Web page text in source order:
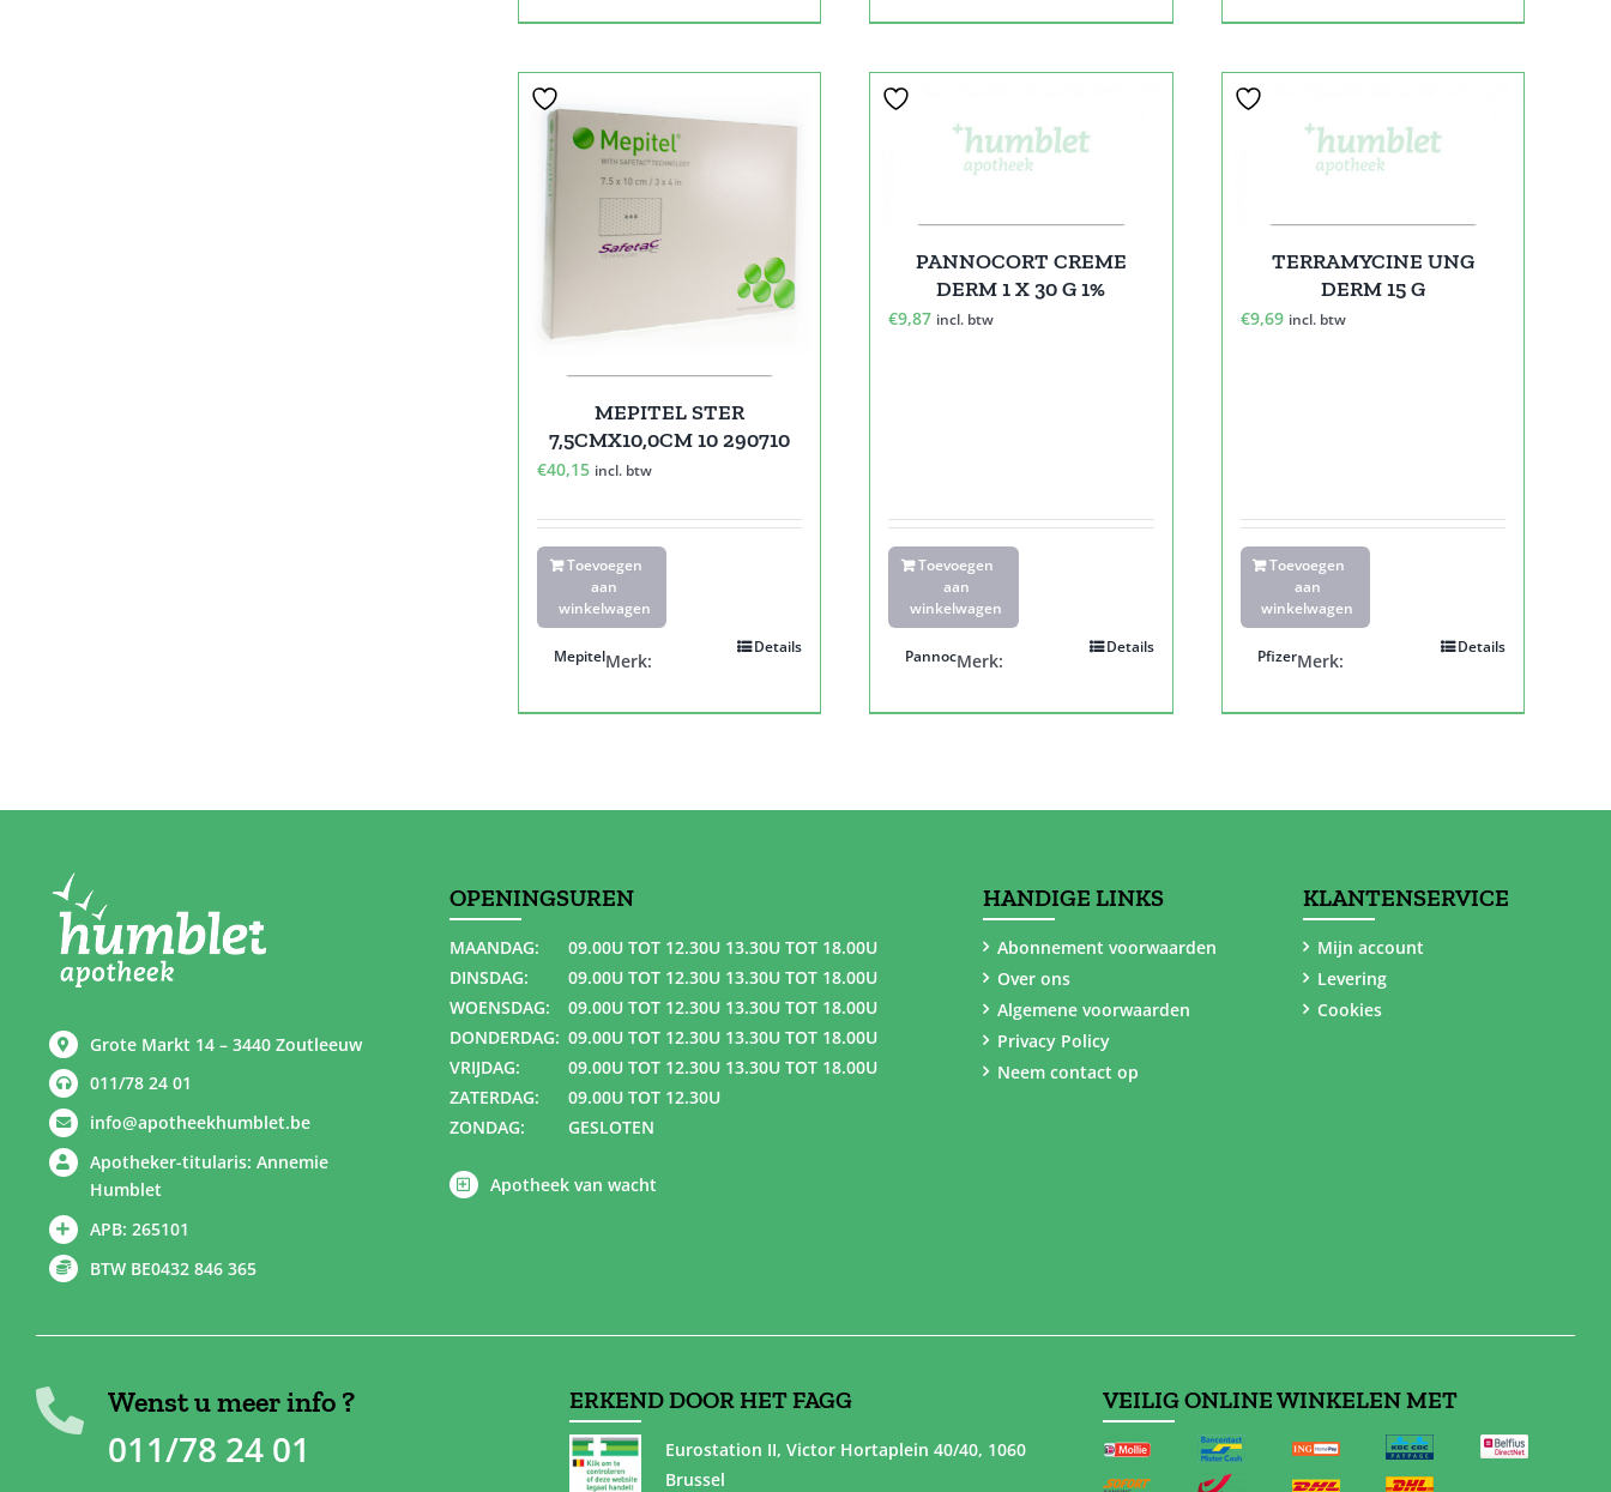
MEPITEL STER
7,5CMX10,0CM 10 290710
€40,15 incl. btw
Toevoegen
aan
winkelwagen
Details
Merk:
Mepitel
PANNOCORT CREME
DERM 1 X 30 G 1%
€9,87 incl. btw
Toevoegen
aan
winkelwagen
Details
Merk:
Pannoc
TERRAMYCINE UNG
DERM 15 G
€9,69 incl. btw
Toevoegen
aan
winkelwagen
Details
Merk:
Pfizer
Grote Markt 14 – 3440 Zoutleeuw
011/78 24 01
info@apotheekhumblet.be
Apotheker-titularis: Annemie
Humblet
APB: 265101
BTW BE0432 846 365
OPENINGSUREN
MAANDAG:
09.00U TOT 12.30U 13.30U TOT 18.00U
DINSDAG:
09.00U TOT 12.30U 13.30U TOT 18.00U
WOENSDAG:
09.00U TOT 12.30U 13.30U TOT 18.00U
DONDERDAG: 09.00U TOT 12.30U 13.30U TOT 18.00U
VRIJDAG:
09.00U TOT 12.30U 13.30U TOT 18.00U
ZATERDAG:
09.00U TOT 12.30U
ZONDAG:
GESLOTEN
Apotheek van wacht
HANDIGE LINKS
Abonnement voorwaarden
Over ons
Algemene voorwaarden
Privacy Policy
Neem contact op
KLANTENSERVICE
Mijn account
Levering
Cookies
Wenst u meer info ?
011/78 24 01
ERKEND DOOR HET FAGG
Eurostation II, Victor Hortaplein 40/40, 1060
Brussel
VEILIG ONLINE WINKELEN MET